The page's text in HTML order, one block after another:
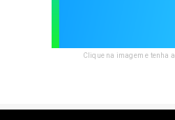
Clique na imagem e tenha